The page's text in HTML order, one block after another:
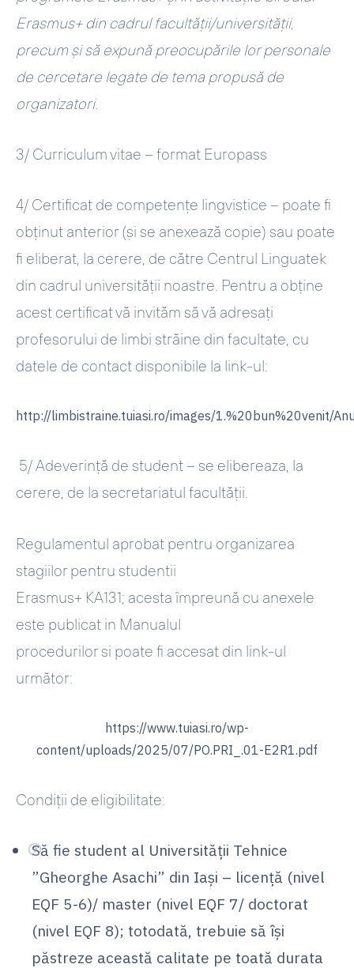
Erasmus+ din cadrul facultății/universității,
precum și să expună preocupările lor personale
de cercetare legate de tema propusă de
organizatori.
3/ Curriculum vitae – format Europass
4/ Certificat de competențe lingvistice – poate fi
obținut anterior (și se anexează copie) sau poate
fi eliberat, la cerere, de către Centrul Linguatek
din cadrul universității noastre. Pentru a obține
acest certificat vă invităm să vă adresați
profesorului de limbi străine din facultate, cu
datele de contact disponibile la link-ul:
http://limbistraine.tuiasi.ro/images/1.%20bun%20venit/
5/Adeverință de student – se elibereaza, la
cerere, de la secretariatul facultății.
Regulamentul aprobat pentru organizarea
stagiilor pentru studentii
Erasmus+ KA131; acesta împreună cu anexele
este publicat in Manualul
procedurilor si poate fi accesat din link-ul
următor:
https://www.tuiasi.ro/wp-
content/uploads/2025/07/PO.PRI_.01-E2R1.pdf
Condiţii de eligibilitate:
Să fie student al Universităţii Tehnice
”Gheorghe Asachi” din Iaşi – licenţă (nivel
EQF 5-6)/ master (nivel EQF 7/ doctorat
(nivel EQF 8); totodată, trebuie să își
păstreze această calitate pe toată durata